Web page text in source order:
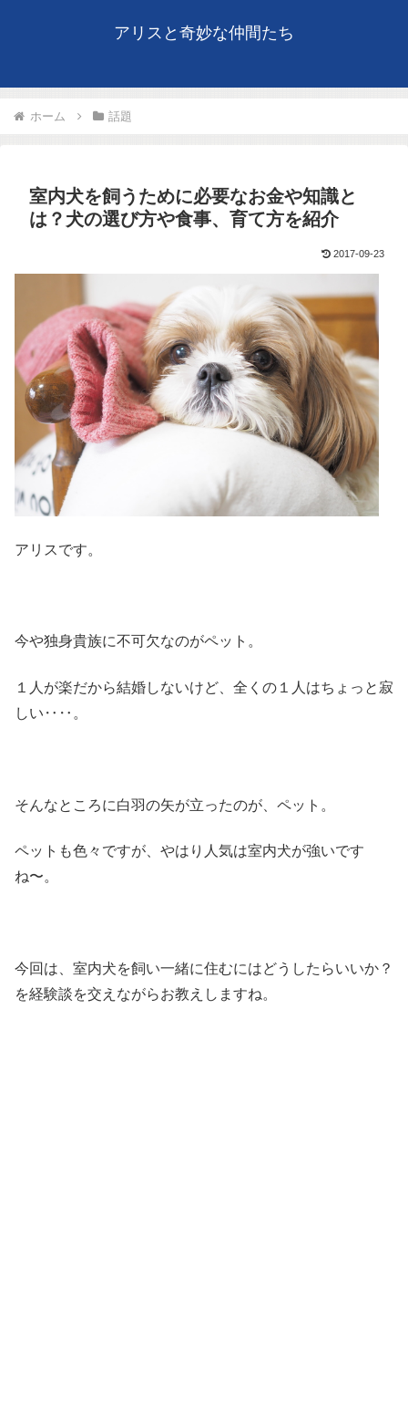
アリスと奇妙な仲間たち
ホーム 話題
室内犬を飼うために必要なお金や知識と
は？犬の選び方や食事、育て方を紹介
2017-09-23
アリスです。
今や独身貴族に不可欠なのがペット。
１人が楽だから結婚しないけど、全くの１人はちょっと寂
しい‥‥。
そんなところに白羽の矢が立ったのが、ペット。
ペットも色々ですが、やはり人気は室内犬が強いです
ね〜。
今回は、室内犬を飼い一緒に住むにはどうしたらいいか？
を経験談を交えながらお教えしますね。